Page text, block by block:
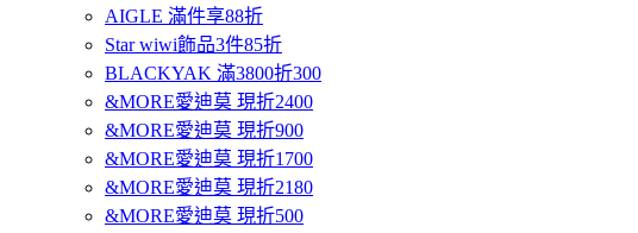
AIGLE 滿件享88折
Star wiwi飾品3件85折
BLACKYAK 滿3800折300
&MORE愛迪莫 現折2400
&MORE愛迪莫 現折900
&MORE愛迪莫 現折1700
&MORE愛迪莫 現折2180
&MORE愛迪莫 現折500